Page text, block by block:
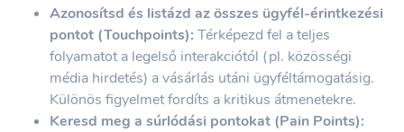
Azonosítsd és listázd az összes ügyfél-érintkezési
pontot (Touchpoints): Térképezd fel a teljes
folyamatot a legelső interakciótól (pl. közösségi
média hirdetés) a vásárlás utáni ügyféltámogatásig.
Különös figyelmet fordíts a kritikus átmenetekre.
Keresd meg a súrlódási pontokat (Pain Points):